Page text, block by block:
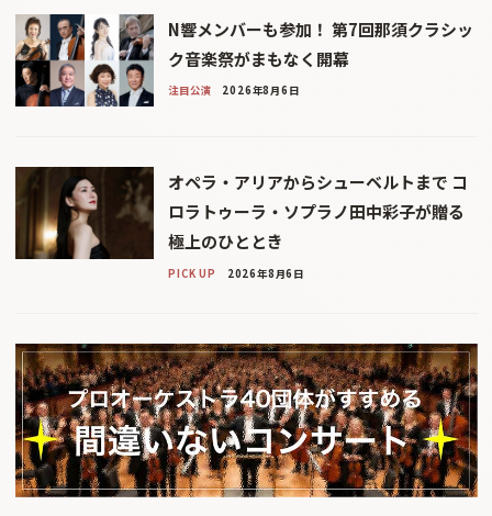
N響メンバーも参加！ 第7回那須クラシッ
ク音楽祭がまもなく開幕
注目公演 2026年8月6日
オペラ・アリアからシューベルトまで コ
ロラトゥーラ・ソプラノ田中彩子が贈る
極上のひととき
PICK UP 2026年8月6日